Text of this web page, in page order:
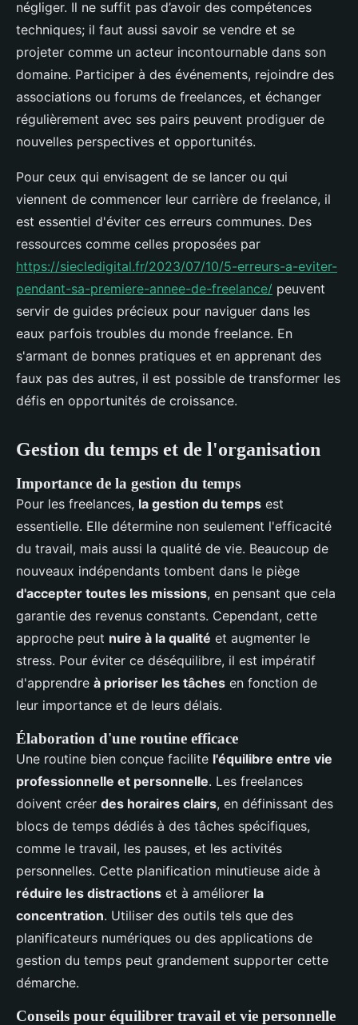
négliger. Il ne suffit pas d’avoir des compétences
techniques; il faut aussi savoir se vendre et se
projeter comme un acteur incontournable dans son
domaine. Participer à des événements, rejoindre des
associations ou forums de freelances, et échanger
régulièrement avec ses pairs peuvent prodiguer de
nouvelles perspectives et opportunités.
Pour ceux qui envisagent de se lancer ou qui
viennent de commencer leur carrière de freelance, il
est essentiel d'éviter ces erreurs communes. Des
ressources comme celles proposées par
https://siecledigital.fr/2023/07/10/5-erreurs-a-eviter-
pendant-sa-premiere-annee-de-freelance/ peuvent
servir de guides précieux pour naviguer dans les
eaux parfois troubles du monde freelance. En
s'armant de bonnes pratiques et en apprenant des
faux pas des autres, il est possible de transformer les
défis en opportunités de croissance.
Gestion du temps et de l'organisation
Importance de la gestion du temps
Pour les freelances, la gestion du temps est
essentielle. Elle détermine non seulement l'efficacité
du travail, mais aussi la qualité de vie. Beaucoup de
nouveaux indépendants tombent dans le piège
d'accepter toutes les missions, en pensant que cela
garantie des revenus constants. Cependant, cette
approche peut nuire à la qualité et augmenter le
stress. Pour éviter ce déséquilibre, il est impératif
d'apprendre à prioriser les tâches en fonction de
leur importance et de leurs délais.
Élaboration d'une routine efficace
Une routine bien conçue facilite l'équilibre entre vie
professionnelle et personnelle. Les freelances
doivent créer des horaires clairs, en définissant des
blocs de temps dédiés à des tâches spécifiques,
comme le travail, les pauses, et les activités
personnelles. Cette planification minutieuse aide à
réduire les distractions et à améliorer la
concentration. Utiliser des outils tels que des
planificateurs numériques ou des applications de
gestion du temps peut grandement supporter cette
démarche.
Conseils pour équilibrer travail et vie personnelle